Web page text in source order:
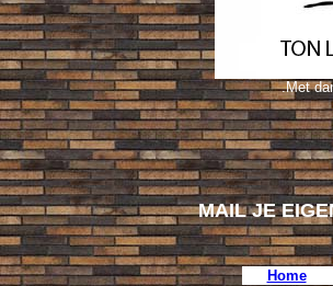
.Met
MAIL JE
Home